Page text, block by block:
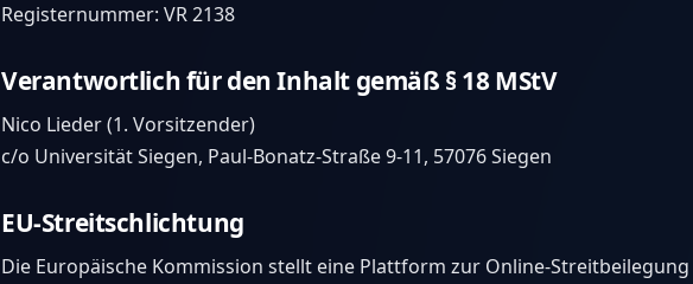
Registernummer: VR 2138
Verantwortlich für den Inhalt gemäß § 18 MStV
Nico Lieder (1. Vorsitzender)
c/o Universität Siegen, Paul-Bonatz-Straße 9-11, 57076 Siegen
EU-Streitschlichtung
Die Europäische Kommission stellt eine Plattform zur Online-